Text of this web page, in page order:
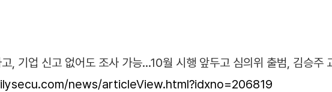
, 기업 신고 없어도 조사 가능…10월 시행 앞두고 심의위 출범, 김승주
news/articleView.html?idxno=206819